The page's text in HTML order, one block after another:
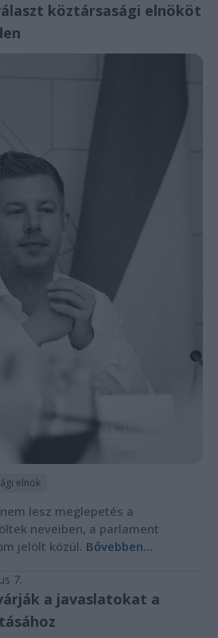
köztársasági elnököt
elnök
lesz meglepetés a
neveiben, a parlament
jelölt közül. Bővebben...
7.
a javaslatokat a